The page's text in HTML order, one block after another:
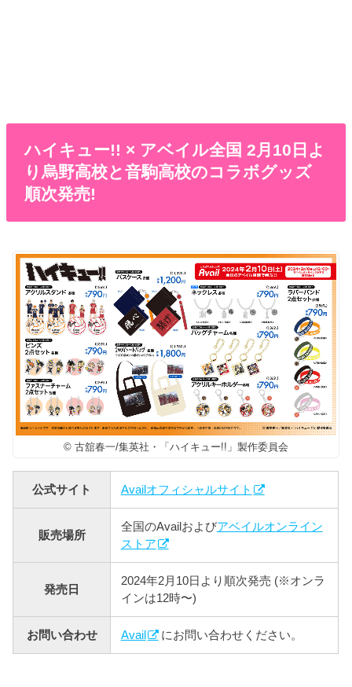
ハイキュー!! × アベイル全国 2月10日よ
り烏野高校と音駒高校のコラボグッズ
順次発売!
© 古舘春一/集英社・「ハイキュー!!」製作委員会
公式サイト Availオフィシャルサイト
販売場所
全国のAvailおよびアベイルオンライン
ストア
発売日
2024年2月10日より順次発売 (※オンラ
インは12時〜)
お問い合わせ Avail にお問い合わせください。